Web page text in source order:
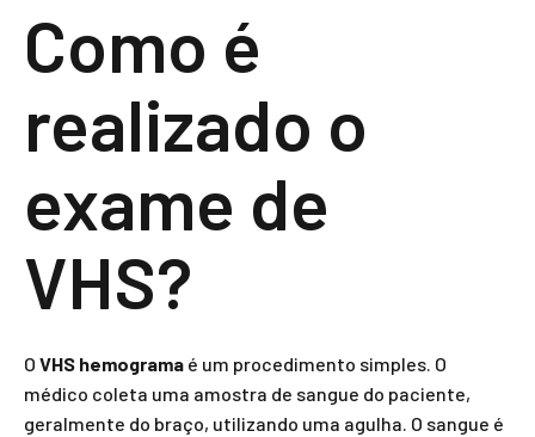
Como é
realizado o
exame de
VHS?
O VHS hemograma é um procedimento simples. O
médico coleta uma amostra de sangue do paciente,
geralmente do braço, utilizando uma agulha. O sangue é